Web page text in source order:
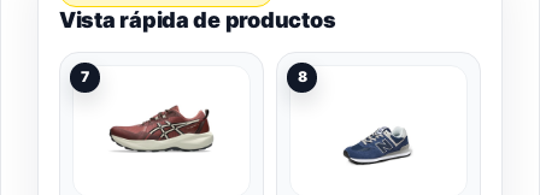
Vista rápida de productos
7 8